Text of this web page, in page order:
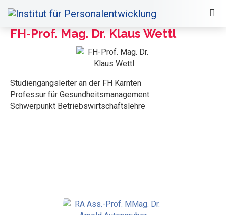
FH-Prof. Mag. Dr. Klaus Wettl
Studiengangsleiter an der FH Kärnten
Professur für Gesundheitsmanagement
Schwerpunkt Betriebswirtschaftslehre